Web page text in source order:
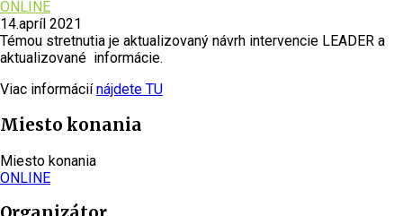
ONLINE
14.apríl 2021
Témou stretnutia je aktualizovaný návrh intervencie LEADER a
aktualizované informácie.
Viac informáciínájdete TU
Miesto konania
Miesto konania
ONLINE